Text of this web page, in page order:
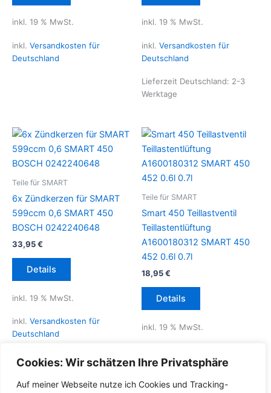
Cookies: Wir schätzen Ihre Privatsphäre
Auf meiner Webseite nutze ich Cookies und Tracking-
inkl. 19 % MwSt.
inkl. Versandkosten für
Deutschland
inkl. 19 % MwSt.
inkl. Versandkosten für
Deutschland
Lieferzeit Deutschland: 2-3
Werktage
Teile für SMART
6x Zündkerzen für SMART
599ccm 0,6 SMART 450
BOSCH 0242240648
33,95€
Details
inkl. 19 % MwSt.
inkl. Versandkosten für
Deutschland
Lieferzeit Deutschland: 2-3
Werktage
Teile für SMART
Smart 450 Teillastventil
Teillastentlüftung
A1600180312 SMART 450
452 0.6l 0.7l
18,95€
Details
inkl. 19 % MwSt.
Deutschland
Lieferzeit Deutschland: